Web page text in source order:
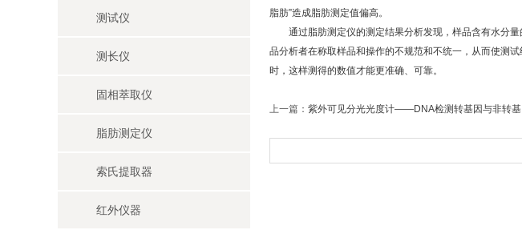
测试仪
测长仪
固相萃取仪
脂肪测定仪
索氏提取器
红外仪器
脂肪”造成脂肪测定值偏高。
通过脂肪测定仪的测定结果分析发现，样品含有水分量
品分析者在称取样品和操作的不规范和不统一，从而使测
时，这样测得的数值才能更准确、可靠。
上一篇： 紫外可见分光光度计——DNA检测转基因与非转